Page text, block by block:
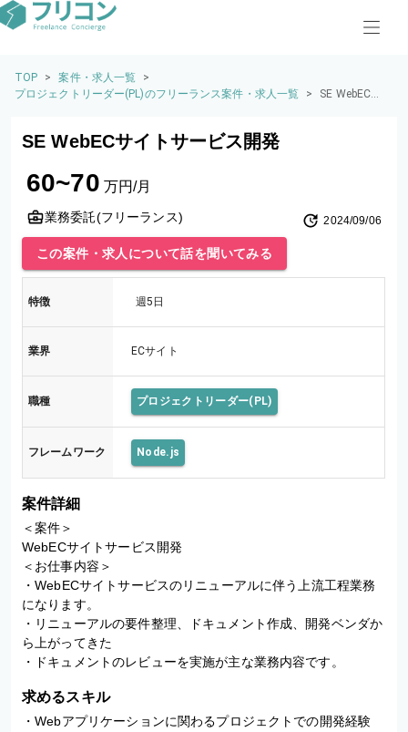
TOP > 案件・求人一覧
>
プロジェクトリーダー(PL)のフリーランス案件・求人一覧
>
SE WebECサ
SE WebECサイトサービス開発
60~70 万円/月
業務委託(フリーランス) 2024/09/06
この案件・求人について話を聞いてみる
特徴 週5日
業界 ECサイト
職種 プロジェクトリーダー(PL)
フレームワーク Node.js
案件詳細
＜案件＞
WebECサイトサービス開発
＜お仕事内容＞
・WebECサイトサービスのリニューアルに伴う上流工程業務
になります。
・リニューアルの要件整理、ドキュメント作成、開発ベンダか
ら上がってきた
・ドキュメントのレビューを実施が主な業務内容です。
求めるスキル
・Webアプリケーションに関わるプロジェクトでの開発経験